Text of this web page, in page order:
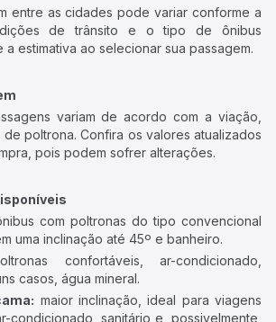
entre as cidades pode variar conforme a
de trânsito e o tipo de ônibus
a estimativa ao selecionar sua passagem.
variam de acordo com a viação,
poltrona. Confira os valores atualizados
pois podem sofrer alterações.
com poltronas do tipo convencional
uma inclinação até 45º e banheiro.
confortáveis, ar-condicionado,
casos, água mineral.
maior inclinação, ideal para viagens
condicionado, sanitário e, possivelmente,